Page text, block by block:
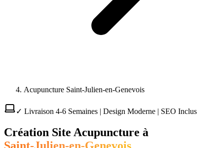
Acupuncture Saint-Julien-en-Genevois
✓ Livraison 4-6 Semaines | Design Moderne | SEO Inclus
Création Site Acupuncture à